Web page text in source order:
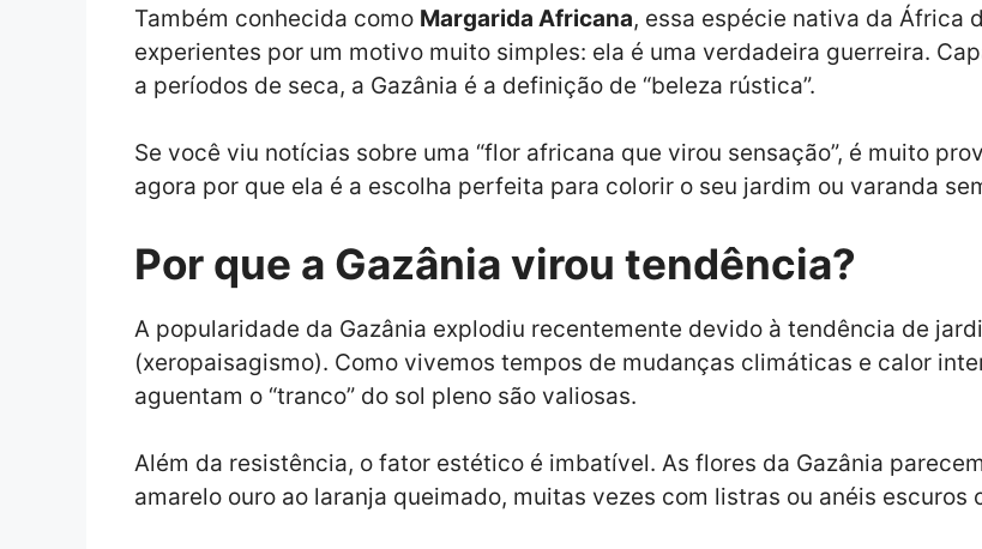
Também conhecida como Margarida Africana, essa espécie nativa da África
experientes por um motivo muito simples: ela é uma verdadeira guerreira.
a períodos de seca, a Gazânia é a definição de “beleza rústica”.
Se você viu notícias sobre uma “flor africana que virou sensação”, é muito
agora por que ela é a escolha perfeita para colorir o seu jardim ou varanda
Por que a Gazânia virou tendência?
A popularidade da Gazânia explodiu recentemente devido à tendência de
(xeropaisagismo). Como vivemos tempos de mudanças climáticas e calor
aguentam o “tranco” do sol pleno são valiosas.
Além da resistência, o fator estético é imbatível. As flores da Gazânia
amarelo ouro ao laranja queimado, muitas vezes com listras ou anéis escuros